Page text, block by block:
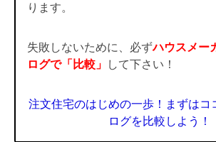
ります。
失敗しないために、必ずハウスメー
ログで「比較」
して下さい！
注文住宅のはじめの一歩！まずはコ
ログを比較しよう！